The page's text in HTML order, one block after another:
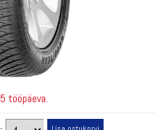
tööpäeva.